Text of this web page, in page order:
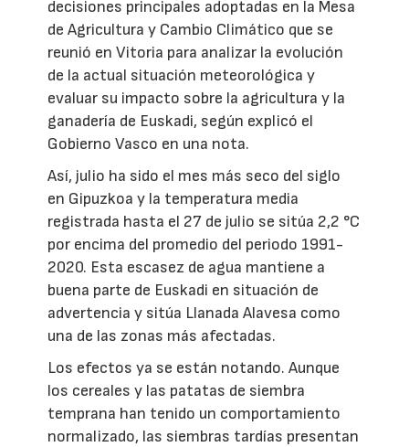
decisiones principales adoptadas en la Mesa
de Agricultura y Cambio Climático que se
reunió en Vitoria para analizar la evolución
de la actual situación meteorológica y
evaluar su impacto sobre la agricultura y la
ganadería de Euskadi, según explicó el
Gobierno Vasco en una nota.
Así, julio ha sido el mes más seco del siglo
en Gipuzkoa y la temperatura media
registrada hasta el 27 de julio se sitúa 2,2 °C
por encima del promedio del periodo 1991-
2020. Esta escasez de agua mantiene a
buena parte de Euskadi en situación de
advertencia y sitúa Llanada Alavesa como
una de las zonas más afectadas.
Los efectos ya se están notando. Aunque
los cereales y las patatas de siembra
temprana han tenido un comportamiento
normalizado, las siembras tardías presentan